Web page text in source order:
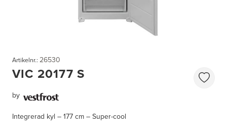
Artikelnr.: 26530
VIC 20177 S
by
Integrerad kyl – 177 cm – Super-cool